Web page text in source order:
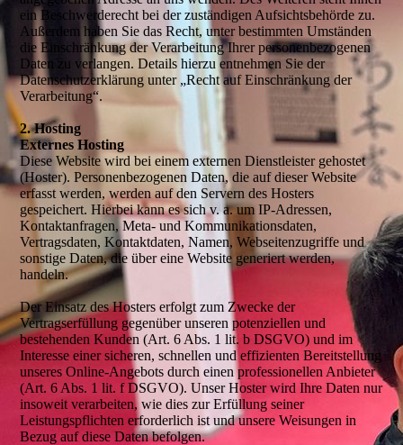
ein Beschwerderecht bei der zuständigen Aufsichtsbehörde zu.
Außerdem haben Sie das Recht, unter bestimmten Umständen
die Einschränkung der Verarbeitung Ihrer personenbezogenen
Daten zu verlangen. Details hierzu entnehmen Sie der
Datenschutzerklärung unter „Recht auf Einschränkung der
Verarbeitung“.
2. Hosting
Externes Hosting
Diese Website wird bei einem externen Dienstleister gehostet
(Hoster). Personenbezogenen Daten, die auf dieser Website
erfasst werden, werden auf den Servern des Hosters
gespeichert. Hierbei kann es sich v. a. um IP-Adressen,
Kontaktanfragen, Meta- und Kommunikationsdaten,
Vertragsdaten, Kontaktdaten, Namen, Webseitenzugriffe und
sonstige Daten, die über eine Website generiert werden,
handeln.
Der Einsatz des Hosters erfolgt zum Zwecke der
Vertragserfüllung gegenüber unseren potenziellen und
bestehenden Kunden (Art. 6 Abs. 1 lit. b DSGVO) und im
Interesse einer sicheren, schnellen und effizienten Bereitstellung
unseres Online-Angebots durch einen professionellen Anbieter
(Art. 6 Abs. 1 lit. f DSGVO). Unser Hoster wird Ihre Daten nur
insoweit verarbeiten, wie dies zur Erfüllung seiner
Leistungspflichten erforderlich ist und unsere Weisungen in
Bezug auf diese Daten befolgen.